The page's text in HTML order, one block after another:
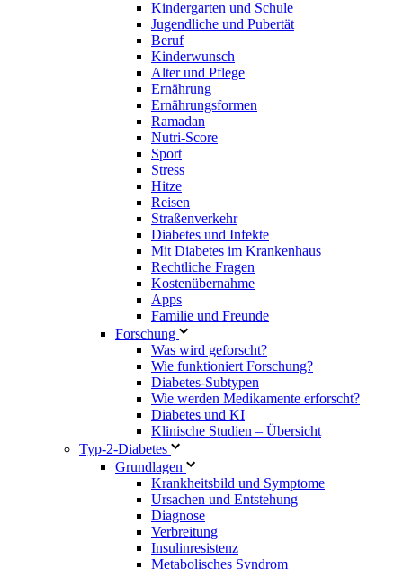
Kindergarten und Schule
Jugendliche und Pubertät
Beruf
Kinderwunsch
Alter und Pflege
Ernährung
Ernährungsformen
Ramadan
Nutri-Score
Sport
Stress
Hitze
Reisen
Straßenverkehr
Diabetes und Infekte
Mit Diabetes im Krankenhaus
Rechtliche Fragen
Kostenübernahme
Apps
Familie und Freunde
Forschung
Was wird geforscht?
Wie funktioniert Forschung?
Diabetes-Subtypen
Wie werden Medikamente erforscht?
Diabetes und KI
Klinische Studien – Übersicht
Typ-2-Diabetes
Grundlagen
Krankheitsbild und Symptome
Ursachen und Entstehung
Diagnose
Verbreitung
Insulinresistenz
Metabolisches Syndrom